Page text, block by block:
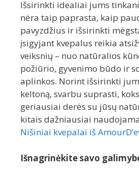
Išsirinkti idealiai jums
nėra taip paprasta, kaip
pavyzdžius ir išsirinkti
įsigyjant kvepalus reikia
veiksnių – nuo natūralios
požiūrio, gyvenimo būdo ir
aplinkos. Norint išsirinkti
keltoną, svarbu suprasti,
geriausiai derės su jūsų
kitais dažniausiai
Nišiniai kvepalai iš
Išnagrinėkite savo